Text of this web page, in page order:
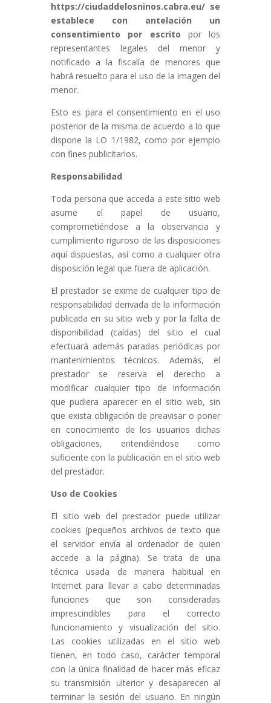
https://ciudaddelosninos.cabra.eu/ se
establece con antelación un
consentimiento por escrito por los
representantes legales del menor y
notificado a la fiscalía de menores que
habrá resuelto para el uso de la imagen del
menor.
Esto es para el consentimiento en el uso
posterior de la misma de acuerdo a lo que
dispone la LO 1/1982, como por ejemplo
con fines publicitarios.
Responsabilidad
Toda persona que acceda a este sitio web
asume el papel de usuario,
comprometiéndose a la observancia y
cumplimiento riguroso de las disposiciones
aquí dispuestas, así como a cualquier otra
disposición legal que fuera de aplicación.
El prestador se exime de cualquier tipo de
responsabilidad derivada de la información
publicada en su sitio web y por la falta de
disponibilidad (caídas) del sitio el cual
efectuará además paradas periódicas por
mantenimientos técnicos. Además, el
prestador se reserva el derecho a
modificar cualquier tipo de información
que pudiera aparecer en el sitio web, sin
que exista obligación de preavisar o poner
en conocimiento de los usuarios dichas
obligaciones, entendiéndose como
suficiente con la publicación en el sitio web
del prestador.
Uso de Cookies
El sitio web del prestador puede utilizar
cookies (pequeños archivos de texto que
el servidor envía al ordenador de quien
accede a la página). Se trata de una
técnica usada de manera habitual en
Internet para llevar a cabo determinadas
funciones que son consideradas
imprescindibles para el correcto
funcionamiento y visualización del sitio.
Las cookies utilizadas en el sitio web
tienen, en todo caso, carácter temporal
con la única finalidad de hacer más eficaz
su transmisión ulterior y desaparecen al
terminar la sesión del usuario. En ningún